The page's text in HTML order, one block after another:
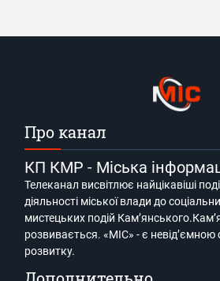
Про канал
КП КМР - Міська
Телеканал висвітлює найцікавіші
діяльності міської влади до
мистецьких подій
розвивається. «МІС» - є
розвитку.